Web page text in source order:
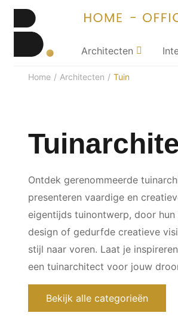
Architecten
Home / Architecten / Tuin
Ontdek gerenommeerde
presenteren vaardige en
eigentijds tuinontwerp, door
design of gedurfde creatieve
stijl naar voren. Laat je
een tuinarchitect voor jouw
Bekijk alle categorieën